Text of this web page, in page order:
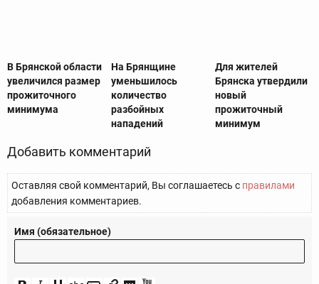
В Брянской области
увеличился размер
прожиточного
минимума
На Брянщине
уменьшилось
количество
разбойных
нападений
Для жителей
Брянска утвердили
новый
прожиточный
минимум
Добавить комментарий
Оставляя свой комментарий, Вы соглашаетесь с правилами
добавления комментариев.
Имя (обязательное)